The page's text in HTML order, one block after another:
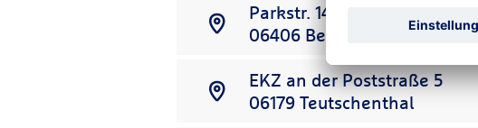
Parkstr. 14
06406 Bernburg (Saale)
EKZ an der Poststraße 5
06179 Teutschenthal